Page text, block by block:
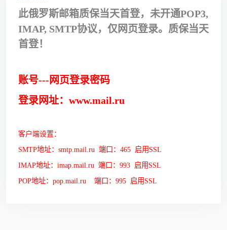
此俄罗斯邮箱质保当天首登，未开通POP3,
IMAP, SMTP协议，仅网页登录。质保当天
首登！
账号---网页登录密码
登录网址：www.mail.ru
客户端设置：
SMTP地址：smtp.mail.ru 端口：465 启用SSL
IMAP地址：imap.mail.ru 端口：993 启用SSL
POP地址：pop.mail.ru 端口：995 启用SSL